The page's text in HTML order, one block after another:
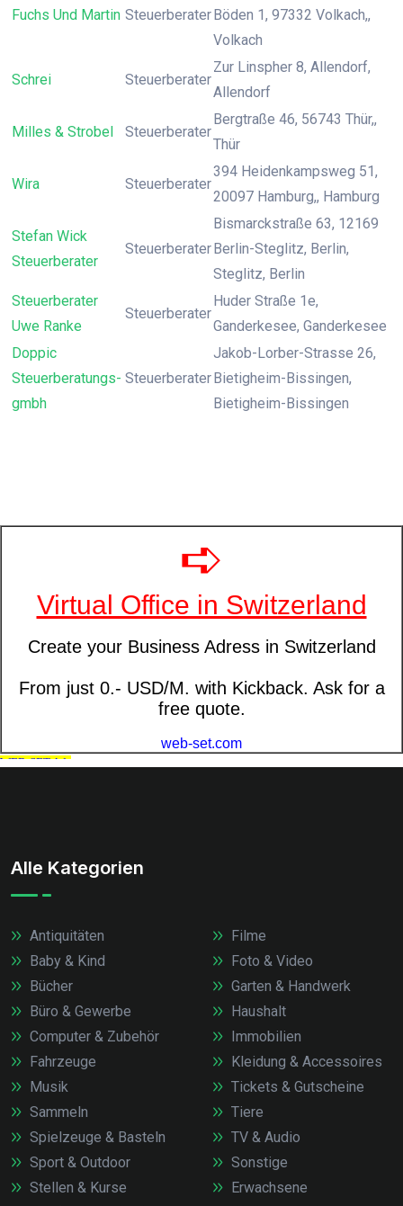
Fuchs Und Martin SteuerberaterBöden 1, 97332 Volkach,,
Volkach
Schrei Steuerberater
Zur Linspher 8, Allendorf,
Allendorf
Milles & Strobel Steuerberater
Bergtraße 46, 56743 Thür,,
Thür
Wira Steuerberater
394 Heidenkampsweg 51,
20097 Hamburg,, Hamburg
Stefan Wick
Steuerberater
Steuerberater
Bismarckstraße 63, 12169
Berlin-Steglitz, Berlin,
Steglitz, Berlin
Steuerberater
Uwe Ranke
Steuerberater
Huder Straße 1e,
Ganderkesee, Ganderkesee
Doppic
Steuerberatungs-
gmbh
Steuerberater
Jakob-Lorber-Strasse 26,
Bietigheim-Bissingen,
Bietigheim-Bissingen
Alle Kategorien
Antiquitäten
Baby & Kind
Bücher
Büro & Gewerbe
Computer & Zubehör
Fahrzeuge
Filme
Foto & Video
Garten & Handwerk
Haushalt
Immobilien
Kleidung & Accessoires
Musik
Sammeln
Spielzeuge & Basteln
Sport & Outdoor
Stellen & Kurse
Tickets & Gutscheine
Tiere
TV & Audio
Sonstige
Erwachsene